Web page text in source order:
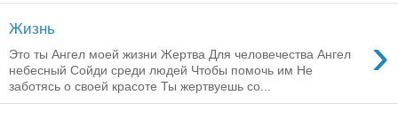
Жизнь ›
Это ты Ангел моей жизни Жертва Для человечества Ангел
небесный Сойди среди людей Чтобы помочь им Не
заботясь о своей красоте Ты жертвуешь со...